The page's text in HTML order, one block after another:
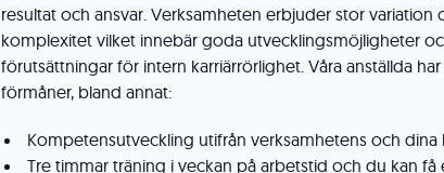
resultat och ansvar. Verksamheten erbjuder stor variation
komplexitet vilket innebär goda utvecklingsmöjligheter
förutsättningar för intern karriärrörlighet. Våra anställda
förmåner, bland annat:
Kompetensutveckling utifrån verksamhetens och
Tre timmar träning i veckan på arbetstid och du kan få